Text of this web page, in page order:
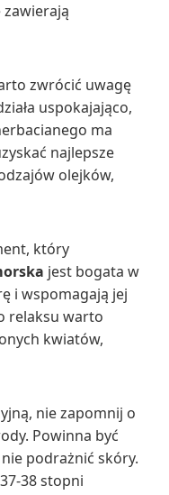
zwrócić uwagę
uspokajająco,
ma
najlepsze
olejków,
który
jest bogata w
i wspomagają jej
relaksu warto
kwiatów,
nie zapomnij o
Powinna być
podrażnić skóry.
38 stopni